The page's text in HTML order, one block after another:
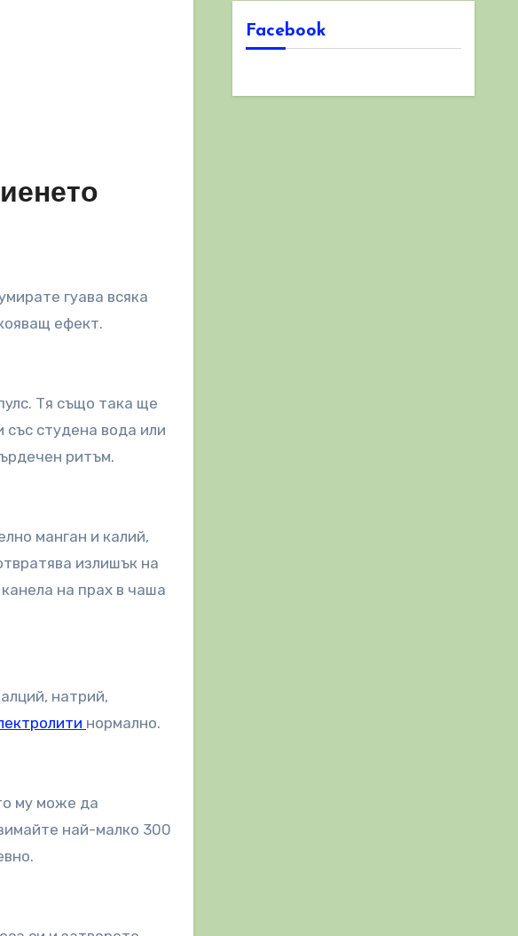
гуава всяка
ефект.
Тя също така ще
със студена вода или
ритъм.
манган и калий,
излишък на
на прах в чаша
натрий,
нормално.
му може да
най-малко 300
Facebook